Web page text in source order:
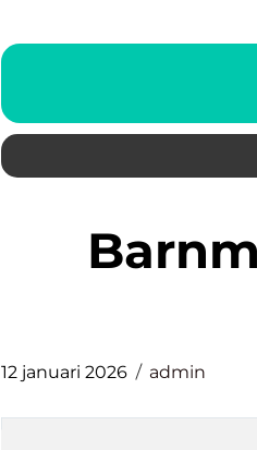
barnmorskemottagning
12 januari 2026 admin